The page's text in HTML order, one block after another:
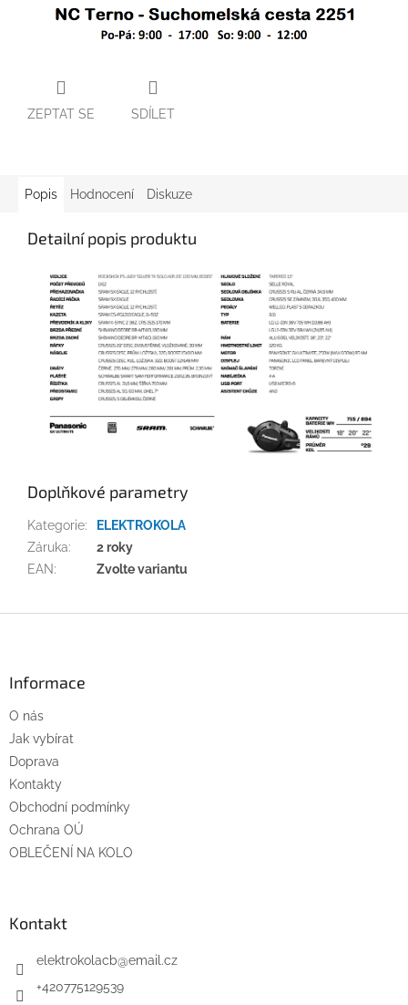
ZEPTAT SE SDÍLET
Popis Hodnocení Diskuze
Detailní popis produktu
Doplňkové parametry
Kategorie:
ELEKTROKOLA
Záruka:
2 roky
EAN: Zvolte variantu
Informace
O nás
Jak vybírat
Doprava
Kontakty
Obchodní podmínky
Ochrana OÚ
OBLEČENÍ NA KOLO
Kontakt
elektrokolacb@email.cz
+420775129539